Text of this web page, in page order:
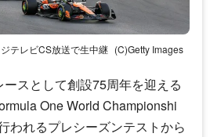
テレビCS放送で生中継 (C)Getty Images
スとして創設75周年を迎える
One World Championshi
われるプレシーズンテストから